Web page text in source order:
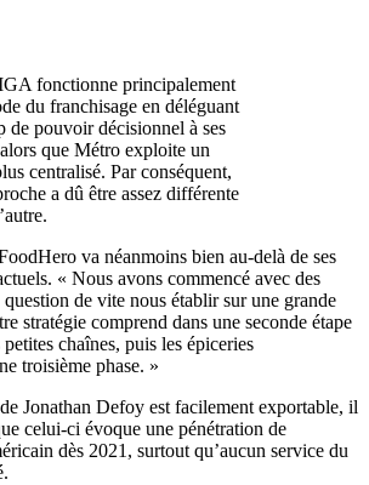
IGA fonctionne principalement
du franchisage en déléguant
de pouvoir décisionnel à ses
que Métro exploite un
centralisé. Par conséquent,
a dû être assez différente
va néanmoins bien au-delà de ses
« Nous avons commencé avec des
de vite nous établir sur une grande
stratégie comprend dans une seconde étape
chaînes, puis les épiceries
troisième phase. »
Jonathan Defoy est facilement exportable, il
celui-ci évoque une pénétration de
dès 2021, surtout qu’aucun service du